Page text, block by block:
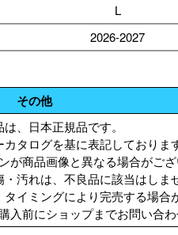
L
2026-2027
その他
は、日本正規品です。
タログを基に表記しております
が商品画像と異なる場合がござ
汚れは、不良品に該当はしませ
イミングにより完売する場合
入前にショップまでお問い合わ